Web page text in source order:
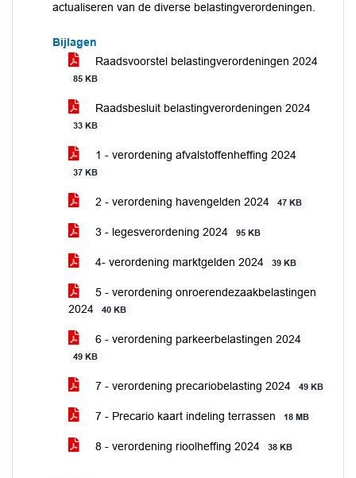
actualiseren van de diverse belastingverordeningen.
Bijlagen
Raadsvoorstel belastingverordeningen 2024
85 KB
Raadsbesluit belastingverordeningen 2024
33 KB
1 - verordening afvalstoffenheffing 2024
37 KB
2 - verordening havengelden 2024 47 KB
3 - legesverordening 2024 95 KB
4- verordening marktgelden 2024 39 KB
5 - verordening onroerendezaakbelastingen
2024
40 KB
6 - verordening parkeerbelastingen 2024
49 KB
7 - verordening precariobelasting 2024 49 KB
7 - Precario kaart indeling terrassen 18 MB
8 - verordening rioolheffing 2024 38 KB